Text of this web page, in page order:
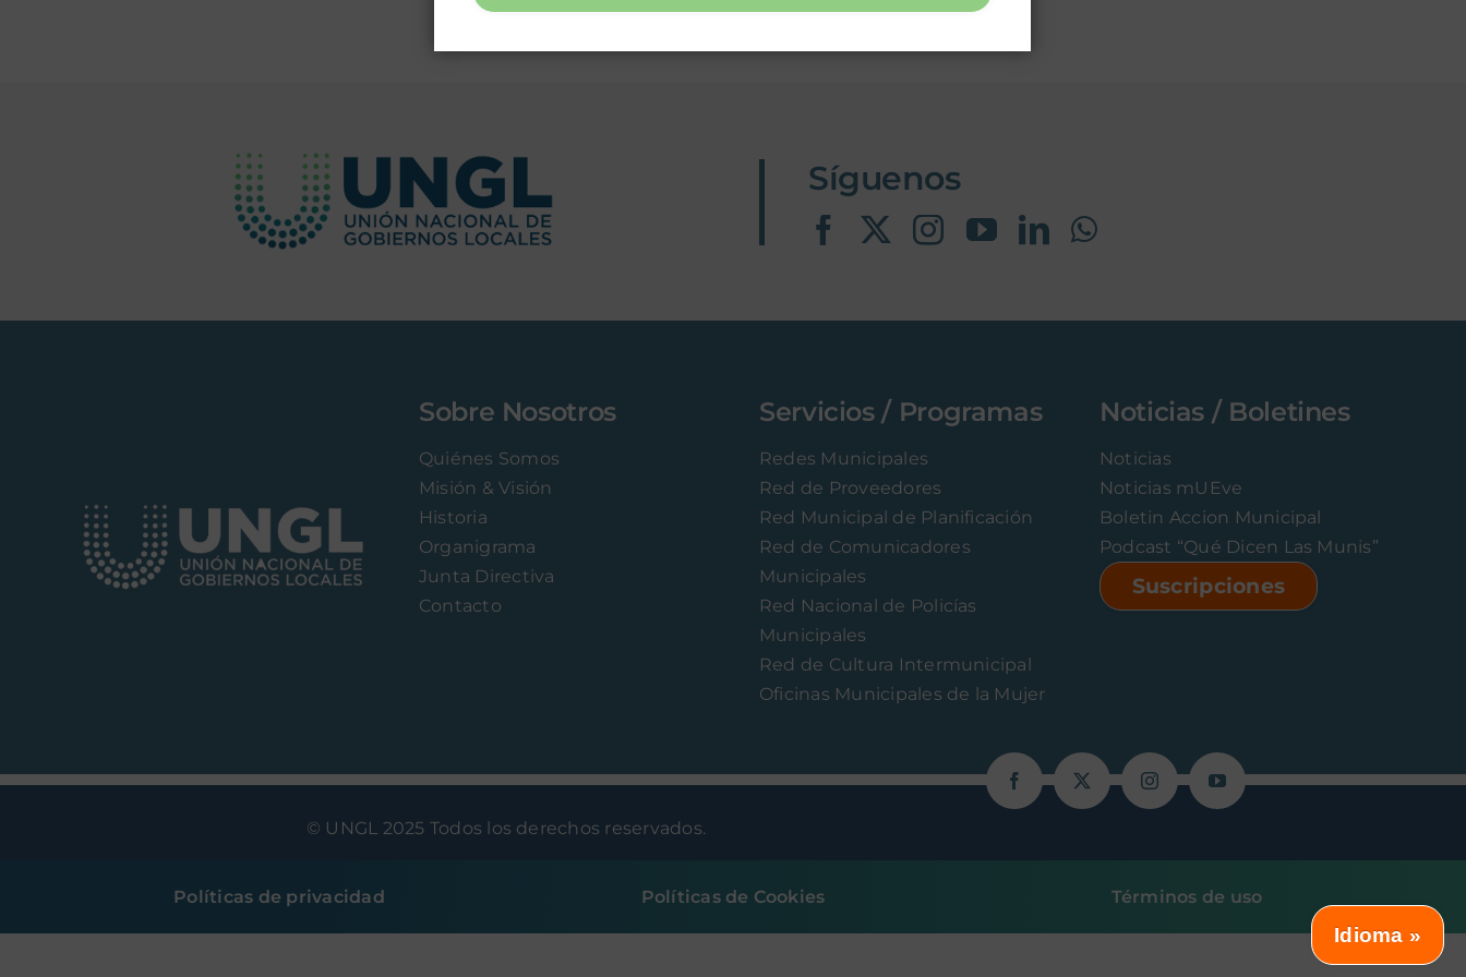
UNGL completa la conformación de su Consejo Directivo
Síguenos
Sobre Nosotros
Quiénes Somos
Misión & Visión
Historia
Organigrama
Junta Directiva
Contacto
Servicios / Programas
Redes Municipales
Red de Proveedores
Red Municipal de Planificación
Red de Comunicadores
Municipales
Red Nacional de Policías
Municipales
Red de Cultura Intermunicipal
Oficinas Municipales de la Mujer
Noticias / Boletines
Noticias
Noticias mUEve
Boletin Accion Municipal
Podcast “Qué Dicen Las Munis”
Suscripciones
© UNGL 2025 Todos los derechos reservados.
Políticas de privacidad Políticas de Cookies Términos de uso
Idioma »